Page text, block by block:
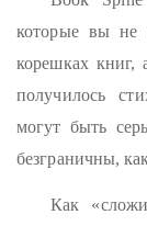
которые вы не
корешках книг,
получилось
могут быть
безграничны,
Как